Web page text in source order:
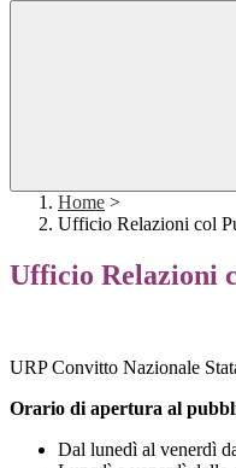
Home >
Ufficio Relazioni col
Ufficio Relazioni
URP Convitto Nazionale
Orario di apertura al
Dal lunedì al venerdì